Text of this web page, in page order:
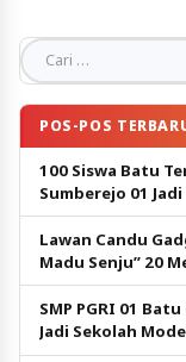
Cari untuk:
POS-POS
100 Siswa Batu
Sumberejo 01
Pendidikan Gratis
Lawan Candu
Madu Senju” 20
SMP PGRI 01
Jadi Sekolah